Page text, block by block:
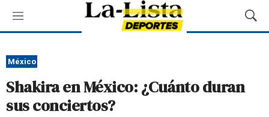
M
e
ú
M
o
México
Shakira en México: ¿Cuánto duran
sus conciertos?